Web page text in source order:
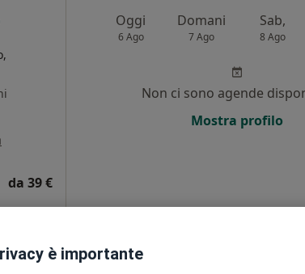
da 39 €
Oggi
6 Ago
Domani
7 Ago
Sab,
8 Ago
Non ci sono agende
Mostra profilo
è importante